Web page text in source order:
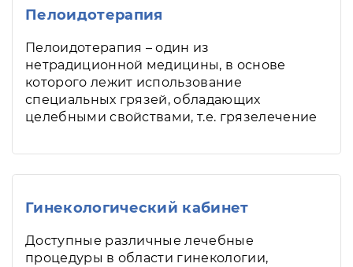
Пелоидотерапия
Пелоидотерапия – один из
нетрадиционной медицины, в основе
которого лежит использование
специальных грязей, обладающих
целебными свойствами, т.е. грязелечение
Гинекологический кабинет
Доступные различные лечебные
процедуры в области гинекологии,